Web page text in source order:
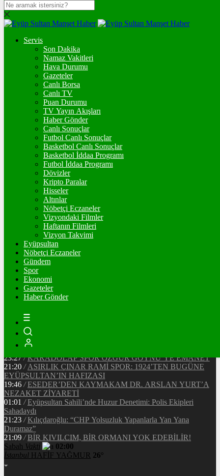
DOLAR
47,7436$% 0.18
EURO
% 0.32
STERLİN
% 0.38
GRAM ALTIN
%2,59
%2,39
BİTCOİN
ETHEREUM
TETHER
Servis
Son Dakika
Namaz Vakitleri
Hava Durumu
Gazeteler
Canlı Borsa
Canlı TV
Puan Durumu
TV Yayın Akışları
Haber Gönder
Canlı Sonuçlar
Futbol Canlı Sonuçlar
Basketbol Canlı Sonuçlar
Basketbol İddaa Programı
Futbol İddaa Programı
Dövizler
Kripto Paralar
Hisseler
Altınlar
Nöbetçi Eczaneler
Vizyondaki Filmler
Haftanın Filmleri
Vizyon Takvimi
Eyüpsultan
Nöbetçi Eczaneler
Gündem
Spor
Ekonomi
Gazeteler
Haber Gönder
20:37 / CHP EYÜPSULTAN İLÇE ÖRGÜTÜ ÜYELERİ
/ MHP EYÜPSULTAN TEŞKİLATI’NIN ACI GÜNÜ
13:33
/ BAŞKAN DR. MİTHAT BÜLENT ÖZMEN’DEN
KAMUOYUNA AÇIKLAMA
Makyaj Sanatçısı Uzay Damla Yıldız, Uluslararası
Başarılarıyla Türkiye’yi Temsil Ediyor
23:27 / KARADOLAP SPOR ÖZGÜR GÖYNÜ’YE EMANET
21:20 / ASIRLIK ÇINAR RAMİ SPOR: 1924’TEN BUGÜNE
EYÜPSULTAN’IN HAFIZASI
19:46 / ESEDER’DEN KAYMAKAM DR. ARSLAN YURT’A
NEZAKET ZİYARETİ
01:01 / Eyüpsultan Sahili’nde Huzur Denetimi: Polis Ekipleri
Sahadaydı
21:23 / Kılıçdaroğlu: “CHP Yolsuzluk Yapanlarla Yan Yana
Duramaz”
21:09 / BİR KIVILCIM, BİR ORMANI YOK EDEBİLİR!
Sabah Vakti
02:00
İstanbul HAFİF YAĞMUR 26°